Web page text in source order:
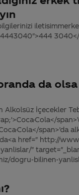
3040</
da
Alkolsüz İçecekler
Cola</
Cola</span>'da
href=" http://
"
dogru-bilinen-